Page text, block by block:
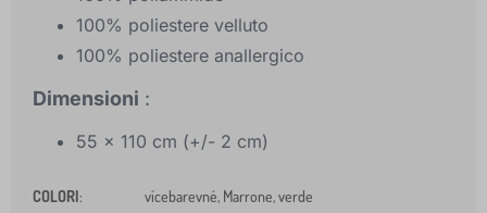
100% poliestere velluto
100% poliestere anallergico
Dimensioni :
55 x 110 cm (+/- 2 cm)
COLORI: vícebarevné, Marrone, verde